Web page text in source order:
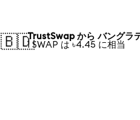
🇧🇩TrustSwap から バングラ
1 SWAP は ৳4.45 に相当